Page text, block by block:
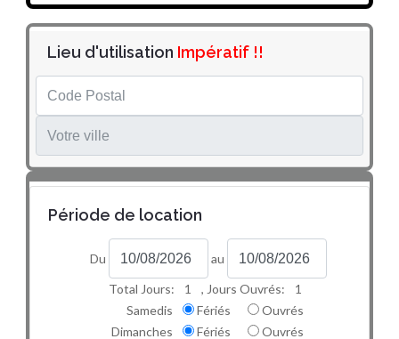
Lieu d'utilisation Impératif !!
Période de location
Du au
Total Jours: 1 , Jours Ouvrés:
1
Samedis
Fériés
Ouvrés
Dimanches
Fériés
Ouvrés